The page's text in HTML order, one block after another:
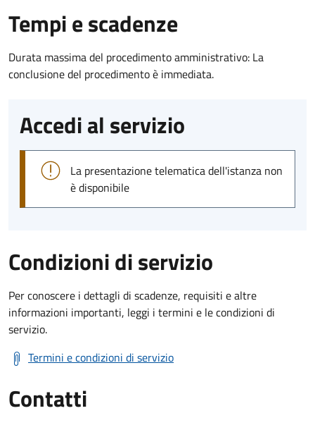
Tempi e scadenze
Durata massima del procedimento amministrativo: La
conclusione del procedimento è immediata.
Accedi al servizio
La presentazione telematica dell'istanza non
è disponibile
Condizioni di servizio
Per conoscere i dettagli di scadenze, requisiti e altre
informazioni importanti, leggi i termini e le condizioni di
servizio.
Termini e condizioni di servizio
Contatti